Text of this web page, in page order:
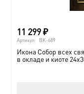
11 299₽
Артикул: BK-689
Икона Собор всех
в окладе и киоте